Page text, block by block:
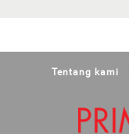
Tentang kami